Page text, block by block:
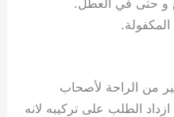
و حتى في العطل.
المكفولة.
من الراحة لأصحاب
الطلب على تركيبه لانه